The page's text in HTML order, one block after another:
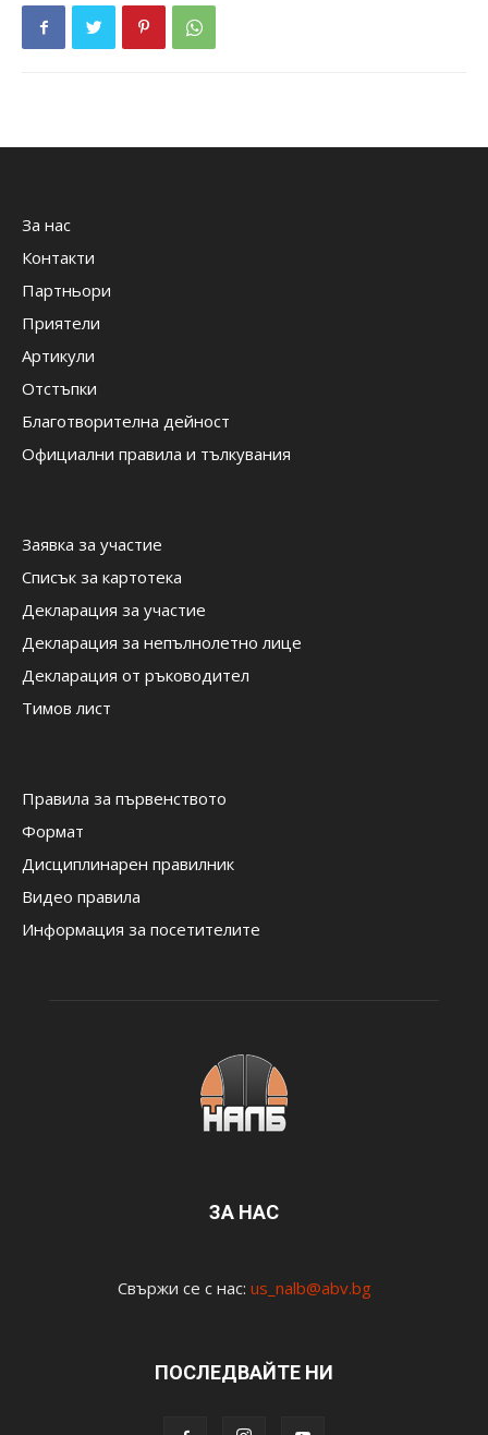
За нас
Контакти
Партньори
Приятели
Артикули
Отстъпки
Благотворителна дейност
Официални правила и тълкувания
Заявка за участие
Списък за картотека
Декларация за участие
Декларация за непълнолетно лице
Декларация от ръководител
Тимов лист
Правила за първенството
Формат
Дисциплинарен правилник
Видео правила
Информация за посетителите
ЗА НАС
Свържи се с нас: us_nalb@abv.bg
ПОСЛЕДВАЙТЕ НИ